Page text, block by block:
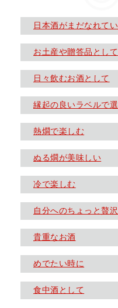
日本酒がまだなれて
お土産や贈答品として
日々飲むお酒として
縁起の良いラベルで
熱燗で楽しむ
ぬる燗が美味しい
冷で楽しむ
自分へのちょっと贅
貴重なお酒
めでたい時に
食中酒として